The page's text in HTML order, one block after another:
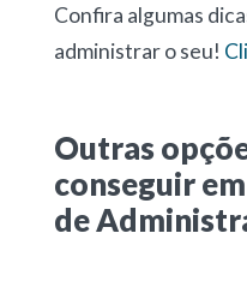
Confira algumas
administrar o seu!
Outras
conseguir
de